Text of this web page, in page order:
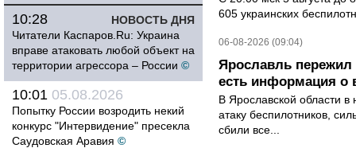
НОВОСТЬ ДНЯ
10:28
Читатели Каспаров.Ru: Украина
вправе атаковать любой объект на
территории агрессора – России ©
10:01 05.08.2026
Попытку России возродить некий
конкурс "Интервидение" пресекла
Саудовская Аравия ©
605 украинских
06-08-2026 (09:04)
Ярославль пережил
есть информация о
В Ярославской области в
атаку беспилотников,
сбили все...